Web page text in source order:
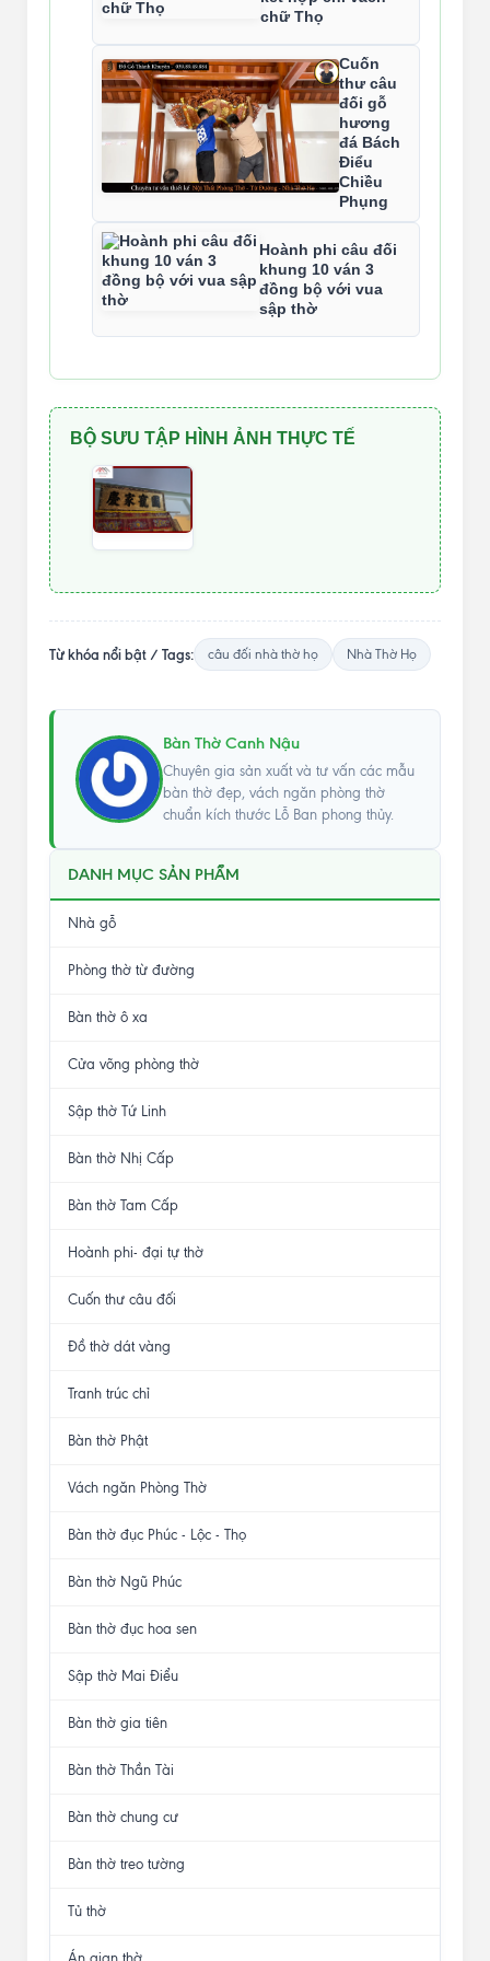
chữ Thọ
Cuốn
thư câu
đối gỗ
hương
đá Bách
Điểu
Chiều
Phụng
Hoành phi câu đối
khung 10 ván 3
đồng bộ với vua
sập thờ
BỘ SƯU TẬP HÌNH ẢNH THỰC TẾ
Từ khóa nổi bật / Tags: câu đối nhà thờ họ Nhà Thờ Họ
Bàn Thờ Canh Nậu
Chuyên gia sản xuất và tư vấn các mẫu
bàn thờ đẹp, vách ngăn phòng thờ
chuẩn kích thước Lỗ Ban phong thủy.
DANH MỤC SẢN PHẨM
Nhà gỗ
Phòng thờ từ đường
Bàn thờ ô xa
Cửa võng phòng thờ
Sập thờ Tứ Linh
Bàn thờ Nhị Cấp
Bàn thờ Tam Cấp
Hoành phi- đại tự thờ
Cuốn thư câu đối
Đồ thờ dát vàng
Tranh trúc chỉ
Bàn thờ Phật
Vách ngăn Phòng Thờ
Bàn thờ đục Phúc - Lộc - Thọ
Bàn thờ Ngũ Phúc
Bàn thờ đục hoa sen
Sập thờ Mai Điểu
Bàn thờ gia tiên
Bàn thờ Thần Tài
Bàn thờ chung cư
Bàn thờ treo tường
Tủ thờ